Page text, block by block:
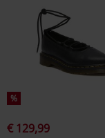
%
€ 129,99